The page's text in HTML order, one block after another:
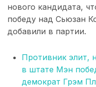
нового кандидата,
победу над Сьюзан
добавили в партии.
Противник элит,
в штате Мэн
демократ Грэм